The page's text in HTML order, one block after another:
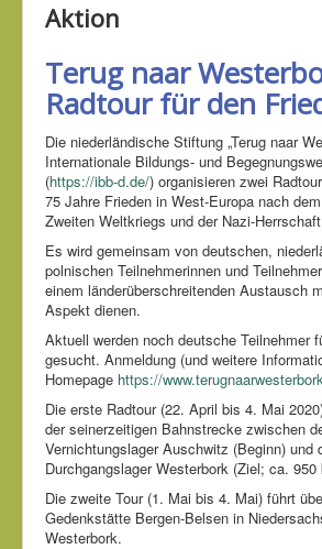
Aktion
Terug naar
Radtour für den
Die niederländische Stiftung „Terug naar
Internationale Bildungs- und
(https://ibb-d.de/) organisieren zwei
75 Jahre Frieden in West-Europa nach
Zweiten Weltkriegs und der Nazi-
Es wird gemeinsam von deutschen,
polnischen Teilnehmerinnen und
einem länderüberschreitenden Austausch
Aspekt dienen.
Aktuell werden noch deutsche Teilnehmer
gesucht. Anmeldung (und weitere
Homepage https://
Die erste Radtour (22. April bis 4. Mai
der seinerzeitigen Bahnstrecke zwischen
Vernichtungslager Auschwitz (Beginn) und
Durchgangslager Westerbork (Ziel; ca.
Die zweite Tour (1. Mai bis 4. Mai) führt
Gedenkstätte Bergen-Belsen in
Westerbork.